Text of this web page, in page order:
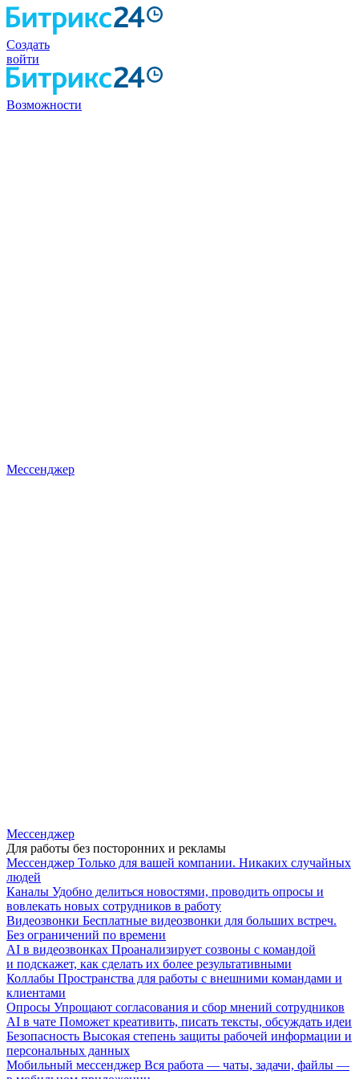
Создать
войти
Возможности
Мессенджер
Мессенджер
Для работы без посторонних и рекламы
Мессенджер Только для вашей компании. Никаких случайных
людей
Каналы Удобно делиться новостями, проводить опросы и
вовлекать новых сотрудников в работу
Видеозвонки Бесплатные видеозвонки для больших встреч.
Без ограничений по времени
AI в видеозвонках Проанализирует созвоны с командой
и подскажет, как сделать их более результативными
Коллабы Пространства для работы с внешними командами и
клиентами
Опросы Упрощают согласования и сбор мнений сотрудников
AI в чате Поможет креативить, писать тексты, обсуждать идеи
Безопасность Высокая степень защиты рабочей информации и
персональных данных
Мобильный мессенджер Вся работа — чаты, задачи, файлы —